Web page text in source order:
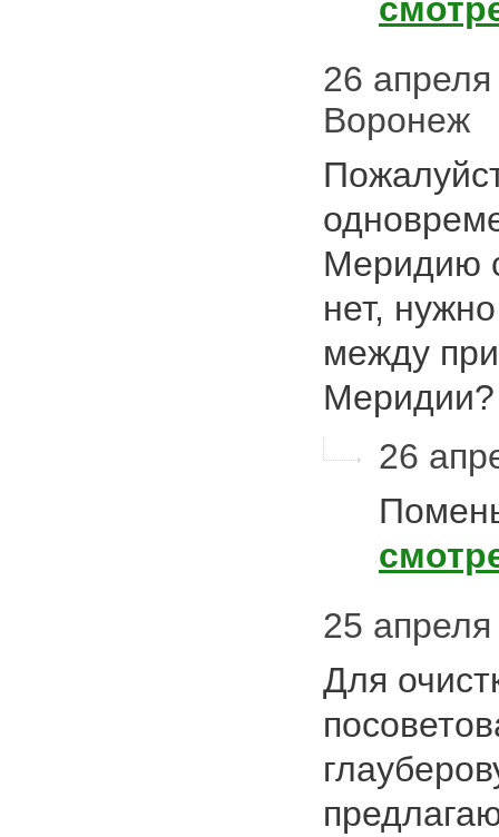
26
Воронеж
Меридию
нет,
между
26
25
Для